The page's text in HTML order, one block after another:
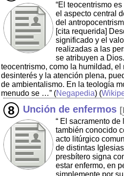
“El teocentrismo
el aspecto central
del
[cita requerida]
significado y el
realizadas a las
se atribuyen a
teocentrismo, como la humildad, el
desinterés y la atención plena,
de ambientalismo. En la teología
menudo se …” (Negapedia) (
Unción de enfermos [
“ El sacramento
también conocido
acto litúrgico
de distintas
presbítero signa
estar enfermo, en